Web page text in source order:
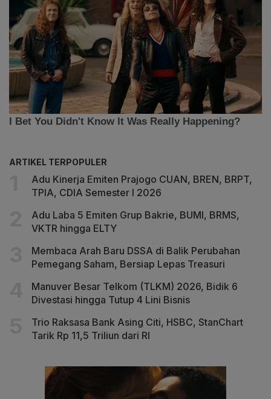
ARTIKEL TERPOPULER
Adu Kinerja Emiten Prajogo CUAN, BREN, BRPT,
TPIA, CDIA Semester I 2026
Adu Laba 5 Emiten Grup Bakrie, BUMI, BRMS,
VKTR hingga ELTY
Membaca Arah Baru DSSA di Balik Perubahan
Pemegang Saham, Bersiap Lepas Treasuri
Manuver Besar Telkom (TLKM) 2026, Bidik 6
Divestasi hingga Tutup 4 Lini Bisnis
Trio Raksasa Bank Asing Citi, HSBC, StanChart
Tarik Rp 11,5 Triliun dari RI